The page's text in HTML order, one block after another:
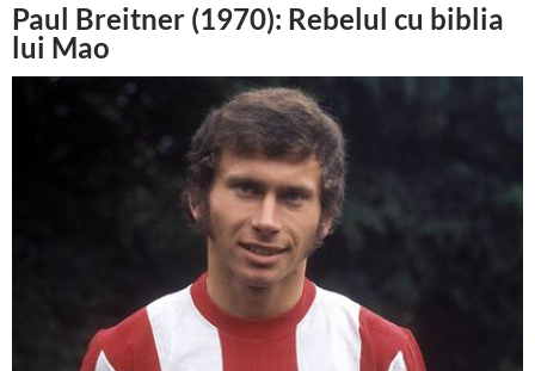
Paul Breitner (1970): Rebelul cu biblia
lui Mao